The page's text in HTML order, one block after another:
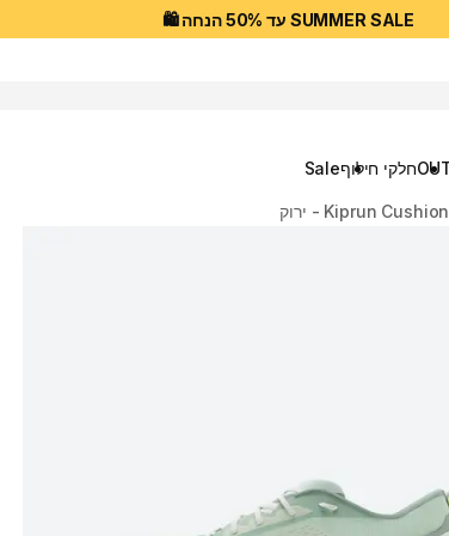
SUMMER SALE עד 50% הנחה 🛍️
חלקי חילוףSale